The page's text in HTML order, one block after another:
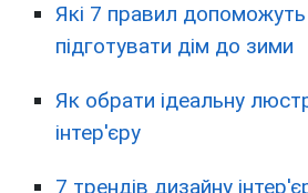
Які 7 правил
підготувати дім до зими
Як обрати ідеальну
інтер'єру
7 трендів дизайну